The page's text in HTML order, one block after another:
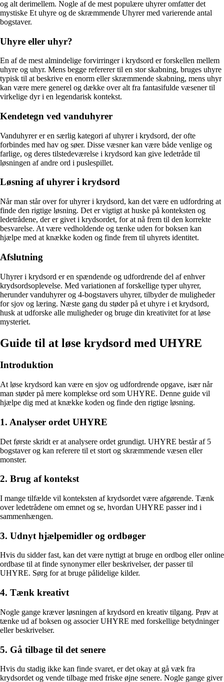
og alt derimellem. Nogle af de mest populære uhyrer omfatter det
mystiske Et uhyre og de skræmmende Uhyrer med varierende antal
bogstaver.
Uhyre eller uhyr?
En af de mest almindelige forvirringer i krydsord er forskellen mellem
uhyre og uhyr. Mens begge refererer til en stor skabning, bruges uhyre
typisk til at beskrive en enorm eller skræmmende skabning, mens uhyr
kan være mere generel og dække over alt fra fantasifulde væsener til
virkelige dyr i en legendarisk kontekst.
Kendetegn ved vanduhyrer
Vanduhyrer er en særlig kategori af uhyrer i krydsord, der ofte
forbindes med hav og søer. Disse væsner kan være både venlige og
farlige, og deres tilstedeværelse i krydsord kan give ledetråde til
løsningen af andre ord i puslespillet.
Løsning af uhyrer i krydsord
Når man står over for uhyrer i krydsord, kan det være en udfordring at
finde den rigtige løsning. Det er vigtigt at huske på konteksten og
ledetrådene, der er givet i krydsordet, for at nå frem til den korrekte
besvarelse. At være vedholdende og tænke uden for boksen kan
hjælpe med at knække koden og finde frem til uhyrets identitet.
Afslutning
Uhyrer i krydsord er en spændende og udfordrende del af enhver
krydsordsoplevelse. Med variationen af forskellige typer uhyrer,
herunder vanduhyrer og 4-bogstavers uhyrer, tilbyder de muligheder
for sjov og læring. Næste gang du støder på et uhyre i et krydsord,
husk at udforske alle muligheder og bruge din kreativitet for at løse
mysteriet.
Guide til at løse krydsord med UHYRE
Introduktion
At løse krydsord kan være en sjov og udfordrende opgave, især når
man støder på mere komplekse ord som UHYRE. Denne guide vil
hjælpe dig med at knække koden og finde den rigtige løsning.
1. Analyser ordet UHYRE
Det første skridt er at analysere ordet grundigt. UHYRE består af 5
bogstaver og kan referere til et stort og skræmmende væsen eller
monster.
2. Brug af kontekst
I mange tilfælde vil konteksten af krydsordet være afgørende. Tænk
over ledetrådene om emnet og se, hvordan UHYRE passer ind i
sammenhængen.
3. Udnyt hjælpemidler og ordbøger
Hvis du sidder fast, kan det være nyttigt at bruge en ordbog eller online
ordbase til at finde synonymer eller beskrivelser, der passer til
UHYRE. Sørg for at bruge pålidelige kilder.
4. Tænk kreativt
Nogle gange kræver løsningen af krydsord en kreativ tilgang. Prøv at
tænke ud af boksen og associer UHYRE med forskellige betydninger
eller beskrivelser.
5. Gå tilbage til det senere
Hvis du stadig ikke kan finde svaret, er det okay at gå væk fra
krydsordet og vende tilbage med friske øjne senere. Nogle gange giver